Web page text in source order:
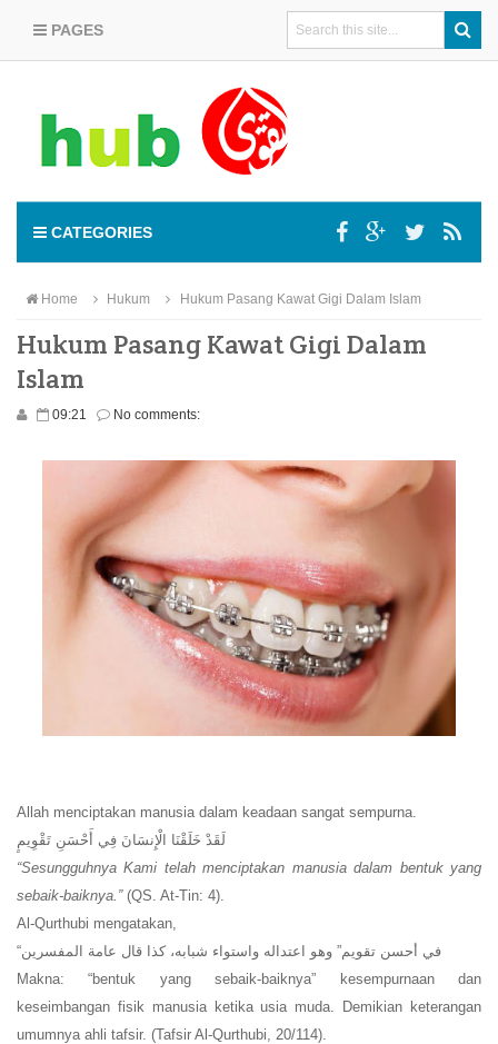
PAGES
CATEGORIES
Home Hukum Hukum Pasang Kawat Gigi Dalam Islam
Hukum Pasang Kawat Gigi Dalam
Islam
09:21 No comments:
Allah menciptakan manusia dalam keadaan sangat sempurna.
لَقَدْ خَلَقْنَا الْإِنسَانَ فِي أَحْسَنِ تَقْوِيمٍ
“Sesungguhnya Kami telah menciptakan manusia dalam bentuk yang
sebaik-baiknya.”(QS. At-Tin: 4).
Al-Qurthubi mengatakan,
“في أحسن تقويم” وهو اعتداله واستواء شبابه، كذا قال عامة المفسرين
Makna: “bentuk yang sebaik-baiknya” kesempurnaan dan
keseimbangan fisik manusia ketika usia muda. Demikian keterangan
umumnya ahli tafsir. (Tafsir Al-Qurthubi, 20/114).